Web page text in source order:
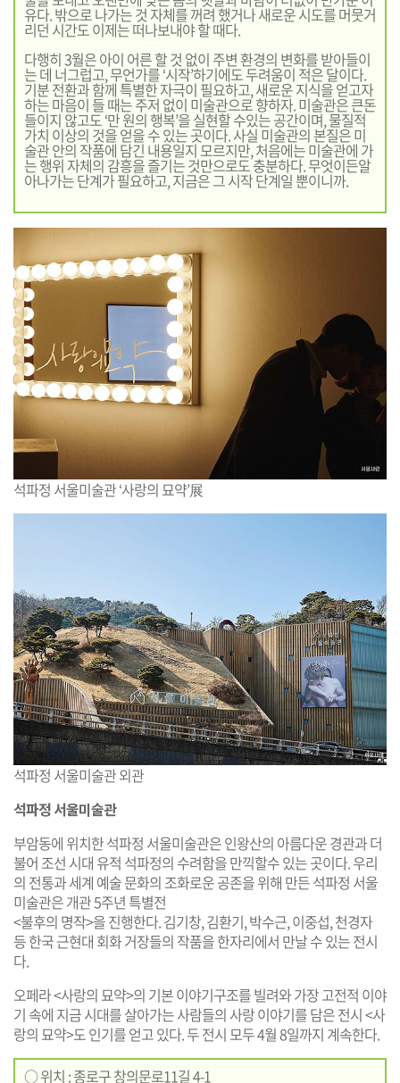
유다. 밖으로 나가는 것 자체를 꺼려 했거나 새로운 시도를 머뭇거
리던 시간도 이제는 떠나보내야 할 때다.
다행히 3월은 아이 어른 할 것 없이 주변 환경의 변화를 받아들이
는 데 너그럽고, 무언가를 ‘시작’하기에도 두려움이 적은 달이다.
기분 전환과 함께 특별한 자극이 필요하고, 새로운 지식을 얻고자
하는 마음이 들 때는 주저 없이 미술관으로 향하자. 미술관은 큰돈
들이지 않고도 ‘만 원의 행복’을 실현할 수있는 공간이며, 물질적
가치 이상의 것을 얻을 수 있는 곳이다. 사실 미술관의 본질은 미
술관 안의 작품에 담긴 내용일지 모르지만, 처음에는 미술관에 가
는 행위 자체의 감흥을 즐기는 것만으로도 충분하다. 무엇이든알
아나가는 단계가 필요하고, 지금은 그 시작 단계일 뿐이니까.
석파정 서울미술관 ‘사랑의 묘약’展
석파정 서울미술관 외관
석파정 서울미술관
부암동에 위치한 석파정 서울미술관은 인왕산의 아름다운 경관과 더
불어 조선 시대 유적 석파정의 수려함을 만끽할수 있는 곳이다. 우리
의 전통과 세계 예술 문화의 조화로운 공존을 위해 만든 석파정 서울
미술관은 개관 5주년 특별전
<불후의 명작>을 진행한다. 김기창, 김환기, 박수근, 이중섭, 천경자
등 한국 근현대 회화 거장들의 작품을 한자리에서 만날 수 있는 전시
다.
오페라 <사랑의 묘약>의 기본 이야기구조를 빌려와 가장 고전적 이야
기 속에 지금 시대를 살아가는 사람들의 사랑 이야기를 담은 전시 <사
랑의 묘약>도 인기를 얻고 있다. 두 전시 모두 4월 8일까지 계속한다.
○ 위치 : 종로구 창의문로11길 4-1